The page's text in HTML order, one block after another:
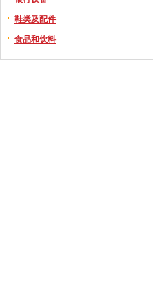
鞋类及配件
食品和饮料